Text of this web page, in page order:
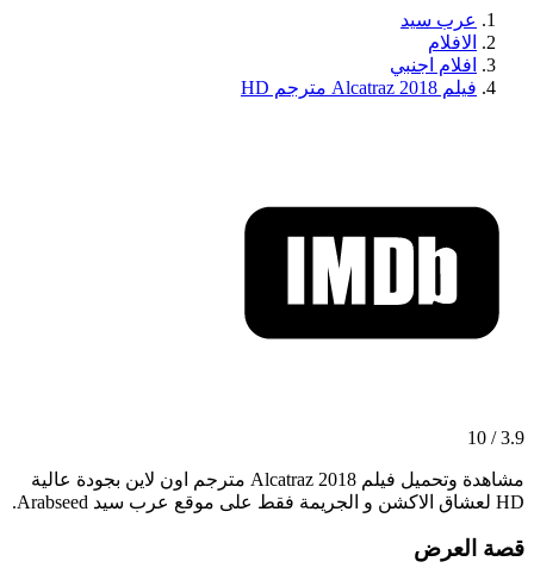
عرب سيد
الافلام
افلام اجنبي
فيلم Alcatraz 2018 مترجم HD
3.9 / 10
مشاهدة وتحميل فيلم Alcatraz 2018 مترجم اون لاين بجودة عالية
HD لعشاق الاكشن و الجريمة فقط على موقع عرب سيد Arabseed.
قصة العرض